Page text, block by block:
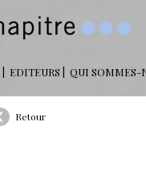
EDITEURS QUI SOMMES-
Retour